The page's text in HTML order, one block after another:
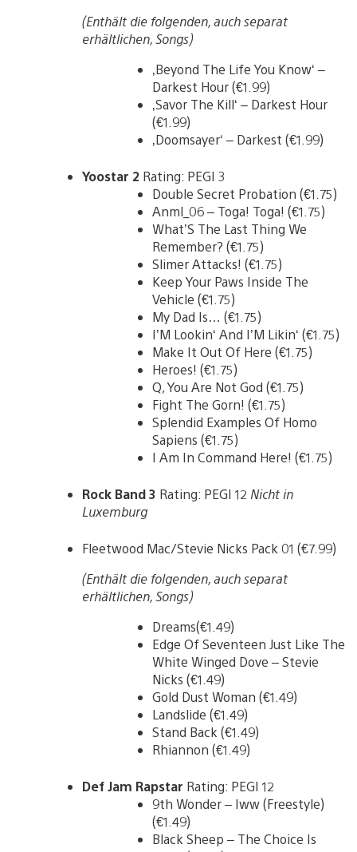
(Enthält die folgenden, auch separat
erhältlichen, Songs)
‚Beyond The Life You Know‘ –
Darkest Hour (€1.99)
‚Savor The Kill‘ – Darkest Hour
(€1.99)
‚Doomsayer‘ – Darkest (€1.99)
Yoostar 2 Rating: PEGI 3
Double Secret Probation (€1.75)
Anml_06 – Toga! Toga! (€1.75)
What’S The Last Thing We
Remember? (€1.75)
Slimer Attacks! (€1.75)
Keep Your Paws Inside The
Vehicle (€1.75)
My Dad Is… (€1.75)
I’M Lookin‘ And I’M Likin‘ (€1.75)
Make It Out Of Here (€1.75)
Heroes! (€1.75)
Q, You Are Not God (€1.75)
Fight The Gorn! (€1.75)
Splendid Examples Of Homo
Sapiens (€1.75)
I Am In Command Here! (€1.75)
Rock Band 3 Rating: PEGI 12 Nicht in
Luxemburg
Fleetwood Mac/Stevie Nicks Pack 01 (€7.99)
(Enthält die folgenden, auch separat
erhältlichen, Songs)
Dreams(€1.49)
Edge Of Seventeen Just Like The
White Winged Dove – Stevie
Nicks (€1.49)
Gold Dust Woman (€1.49)
Landslide (€1.49)
Stand Back (€1.49)
Rhiannon (€1.49)
Def Jam Rapstar Rating: PEGI 12
9th Wonder – Iww (Freestyle)
(€1.49)
Black Sheep – The Choice Is